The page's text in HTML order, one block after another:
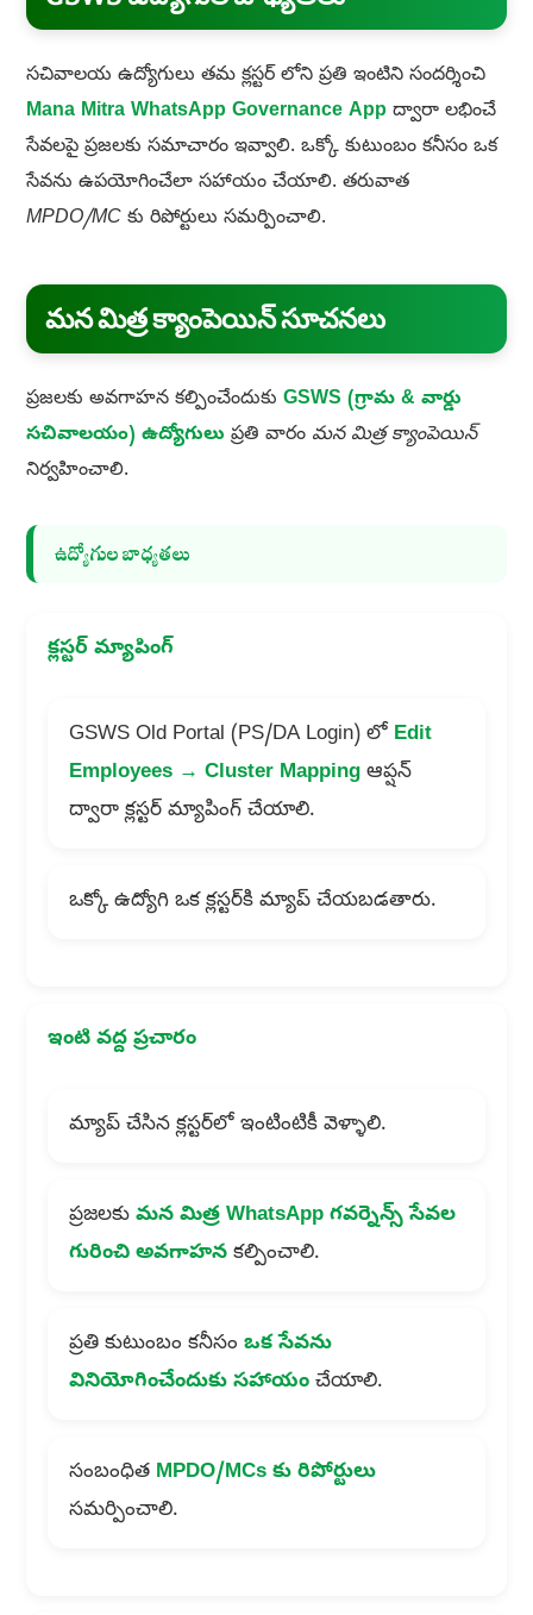
సచివాలయ ఉద్యోగులు తమ క్లస్టర్ లోని ప్రతి ఇంటిని సందర్శించి
Mana Mitra WhatsApp Governance Appద్వారా లభించే
సేవలపై ప్రజలకు సమాచారం ఇవ్వాలి. ఒక్కో కుటుంబం కనీసం ఒక
సేవను ఉపయోగించేలా సహాయం చేయాలి. తరువాత
MPDO/MCకు రిపోర్టులు సమర్పించాలి.
మన మిత్ర క్యాంపెయిన్ సూచనలు
ప్రజలకు అవగాహన కల్పించేందుకు GSWS (గ్రామ & వార్డు
సచివాలయం) ఉద్యోగులు ప్రతి వారం మన మిత్ర క్యాంపెయిన్
నిర్వహించాలి.
ఉద్యోగుల బాధ్యతలు
క్లస్టర్ మ్యాపింగ్
GSWS Old Portal (PS/DA Login) లో Edit
Employees → Cluster Mappingఆప్షన్
ద్వారా క్లస్టర్ మ్యాపింగ్ చేయాలి.
ఒక్కో ఉద్యోగి ఒక క్లస్టర్‌కి మ్యాప్ చేయబడతారు.
ఇంటి వద్ద ప్రచారం
మ్యాప్ చేసిన క్లస్టర్‌లో ఇంటింటికీ వెళ్ళాలి.
ప్రజలకు మన మిత్ర WhatsApp గవర్నెన్స్ సేవల
గురించి అవగాహనకల్పించాలి.
ప్రతి కుటుంబం కనీసం ఒక సేవను
వినియోగించేందుకు సహాయంచేయాలి.
సంబంధిత MPDO/MCs కు రిపోర్టులు
సమర్పించాలి.